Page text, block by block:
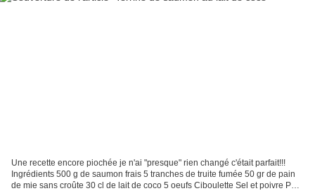
Une recette encore piochée je n'ai "presque" rien changé c'était parfait!!!
Ingrédients 500 g de saumon frais 5 tranches de truite fumée 50 gr de pain
de mie sans croûte 30 cl de lait de coco 5 oeufs Ciboulette Sel et poivre Pour